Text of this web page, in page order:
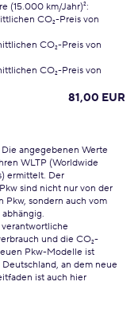
(15.000 km/Jahr)²:
CO₂-Preis von
CO₂-Preis von
CO₂-Preis von
81,00 EUR
angegebenen Werte
WLTP (Worldwide
ermittelt. Der
sind nicht nur von der
Pkw, sondern auch vom
verantwortliche
und die CO₂-
Pkw-Modelle ist
an dem neue
ist auch hier